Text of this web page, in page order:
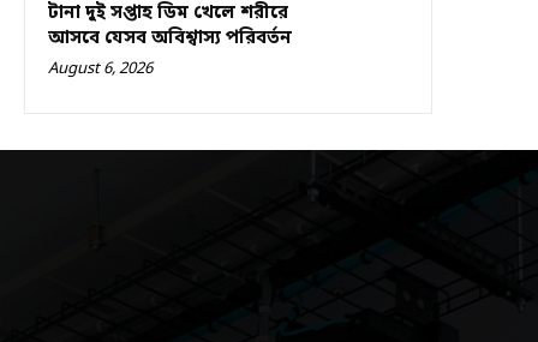
টানা দুই সপ্তাহ ডিম খেলে শরীরে
আসবে যেসব অবিশ্বাস্য পরিবর্তন
August 6, 2026